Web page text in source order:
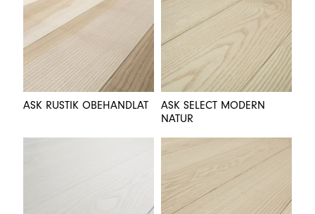
ASK RUSTIK OBEHANDLAT
ASK SELECT MODERN
NATUR